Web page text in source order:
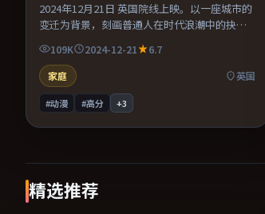
2024年12月21日 英国院线上映。以一座城市的
变迁为背景，刻画普通人在时代浪潮中的抉
择。美术与服化道还原年代氛围，为人物动机
提供可信支撑。适合喜欢现实主义题材的观
众，情绪后劲较足。
109K 2024-12-21
6.7
家庭
英国
#动漫 #高分 +3
精选推荐